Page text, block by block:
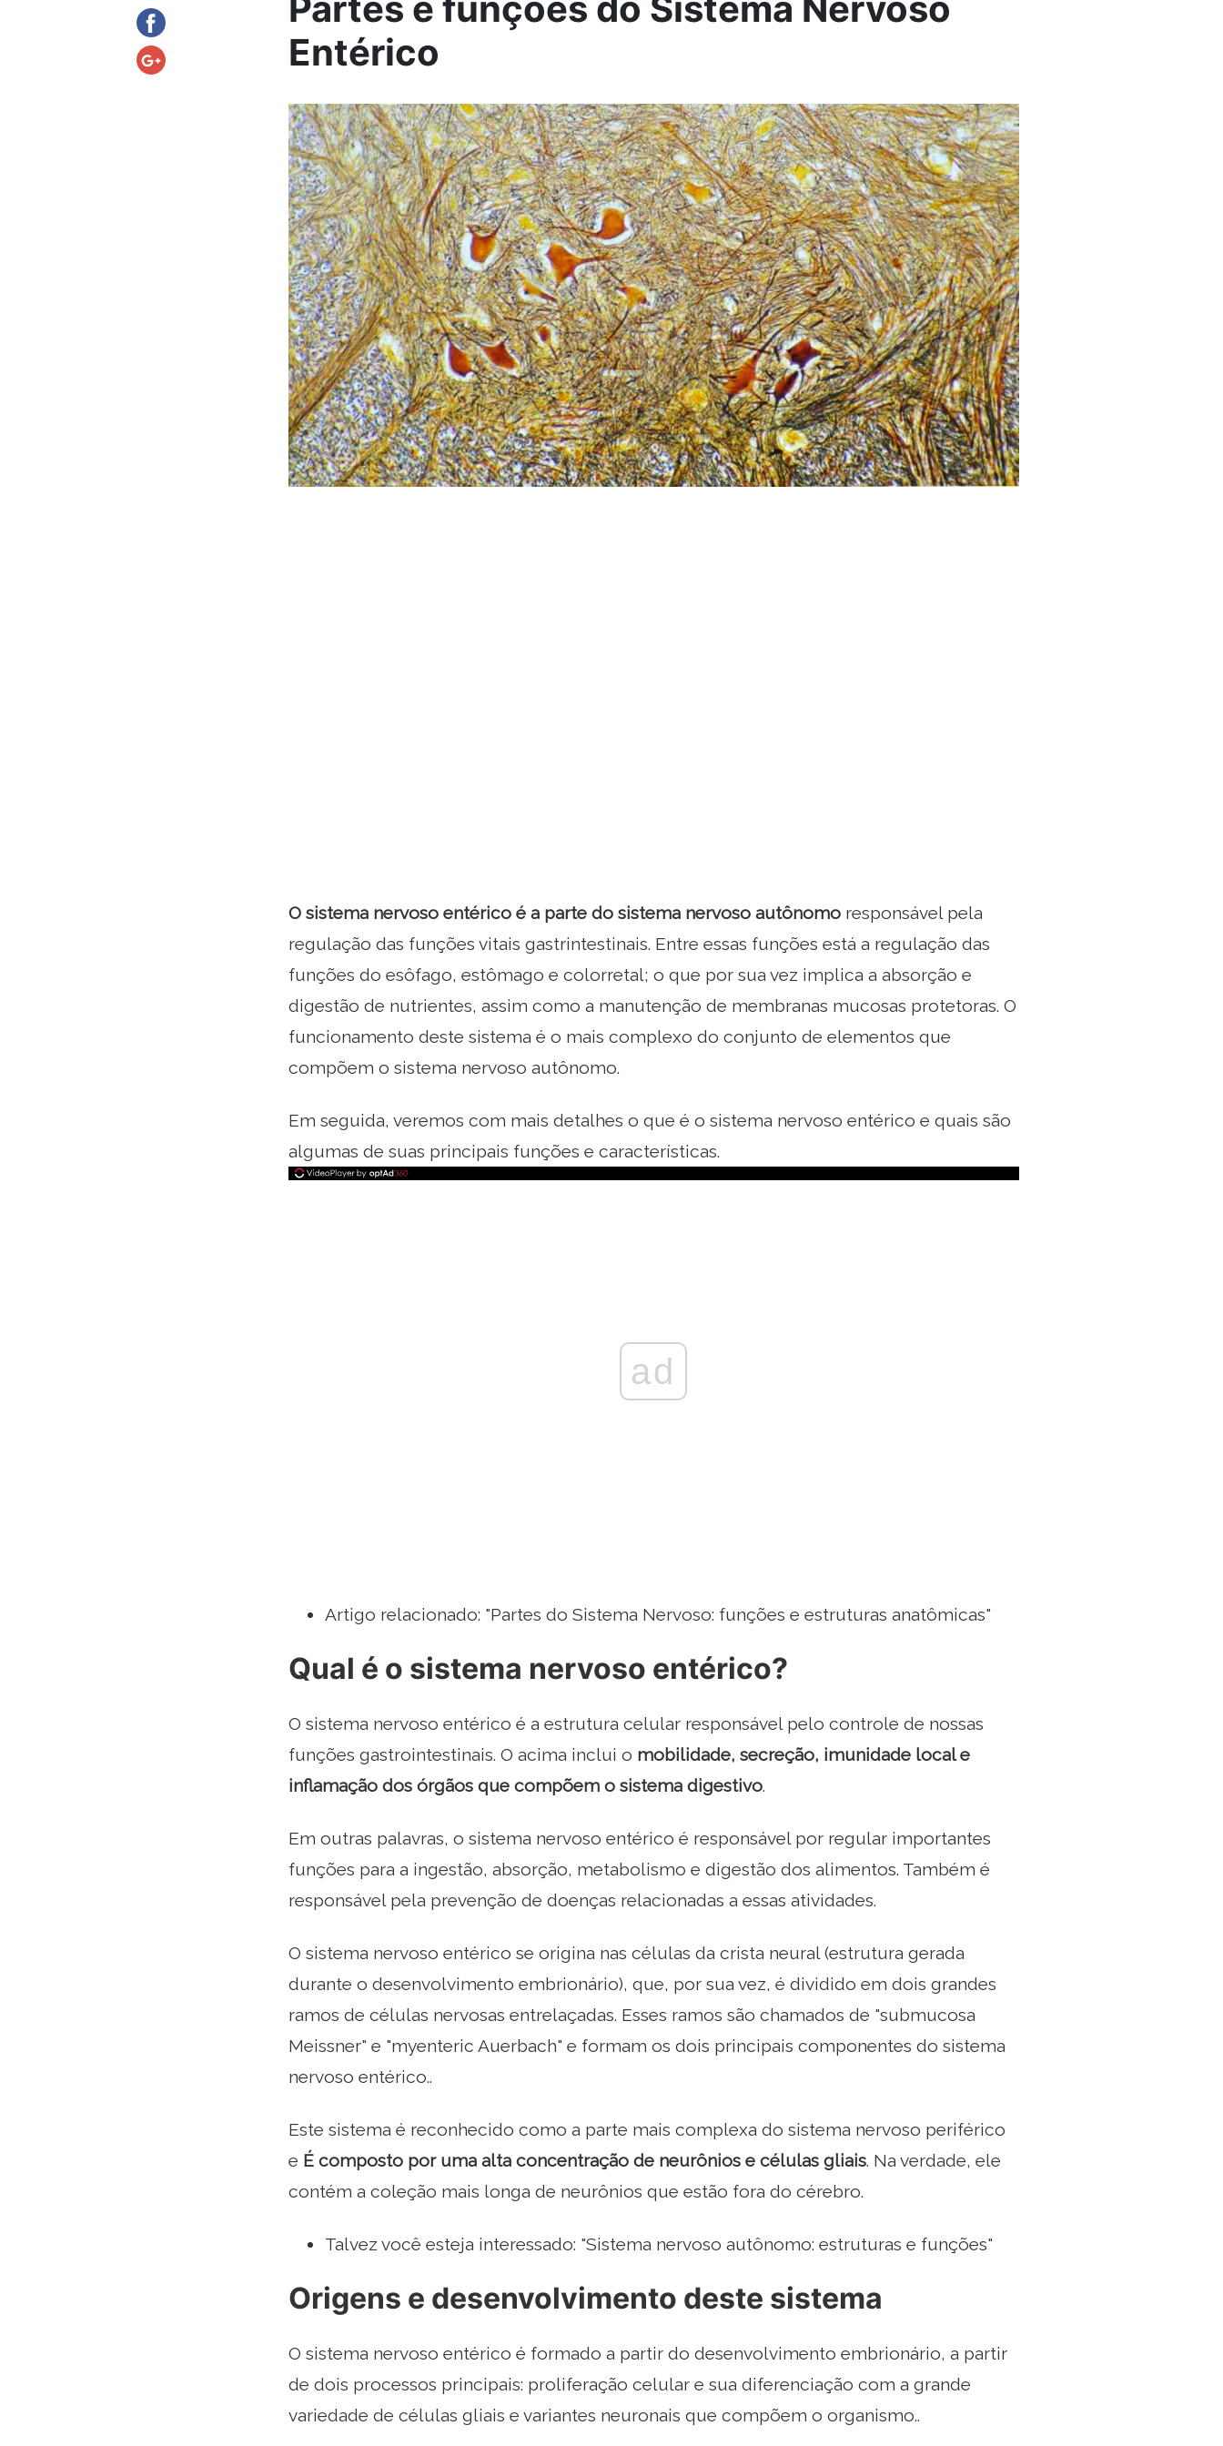
Entérico
O sistema nervoso entérico é a parte do sistema nervoso autônomo responsável pela
regulação das funções vitais gastrintestinais. Entre essas funções está a regulação das
funções do esôfago, estômago e colorretal; o que por sua vez implica a absorção e
digestão de nutrientes, assim como a manutenção de membranas mucosas protetoras. O
funcionamento deste sistema é o mais complexo do conjunto de elementos que
compõem o sistema nervoso autônomo.
Em seguida, veremos com mais detalhes o que é o sistema nervoso entérico e quais são
algumas de suas principais funções e características.
ad
Artigo relacionado: "Partes do Sistema Nervoso: funções e estruturas anatômicas"
Qual é o sistema nervoso entérico?
O sistema nervoso entérico é a estrutura celular responsável pelo controle de nossas
funções gastrointestinais. O acima inclui o mobilidade, secreção, imunidade local e
inflamação dos órgãos que compõem o sistema digestivo.
Em outras palavras, o sistema nervoso entérico é responsável por regular importantes
funções para a ingestão, absorção, metabolismo e digestão dos alimentos. Também é
responsável pela prevenção de doenças relacionadas a essas atividades.
O sistema nervoso entérico se origina nas células da crista neural (estrutura gerada
durante o desenvolvimento embrionário), que, por sua vez, é dividido em dois grandes
ramos de células nervosas entrelaçadas. Esses ramos são chamados de "submucosa
Meissner" e "myenteric Auerbach" e formam os dois principais componentes do sistema
nervoso entérico..
Este sistema é reconhecido como a parte mais complexa do sistema nervoso periférico
e É composto por uma alta concentração de neurônios e células gliais. Na verdade, ele
contém a coleção mais longa de neurônios que estão fora do cérebro.
Talvez você esteja interessado: "Sistema nervoso autônomo: estruturas e funções"
Origens e desenvolvimento deste sistema
O sistema nervoso entérico é formado a partir do desenvolvimento embrionário, a partir
de dois processos principais: proliferação celular e sua diferenciação com a grande
variedade de células gliais e variantes neuronais que compõem o organismo..